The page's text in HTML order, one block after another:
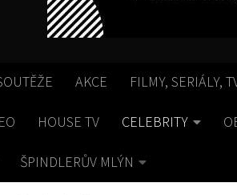
AKCE FILMY, SERIÁLY,
HOUSE TV CELEBRITY
ŠPINDLERŮV MLÝN